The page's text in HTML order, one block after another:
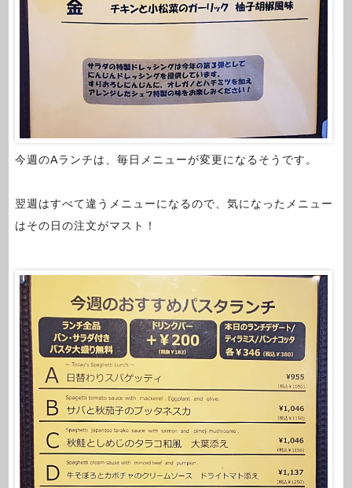
今週のAランチは、毎日メニューが変更になるそうです。
翌週はすべて違うメニューになるので、気になったメニュー
はその日の注文がマスト！